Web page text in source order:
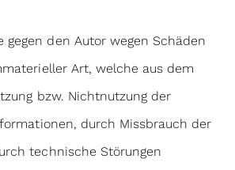
gegen den Autor wegen Schäden
Art, welche aus dem
bzw. Nichtnutzung der
durch Missbrauch der
technische Störungen